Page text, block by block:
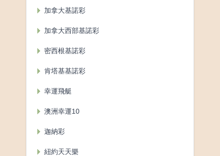
加拿大基諾彩
加拿大西部基諾彩
密西根基諾彩
肯塔基基諾彩
幸運飛艇
澳洲幸運10
迦納彩
紐約天天樂